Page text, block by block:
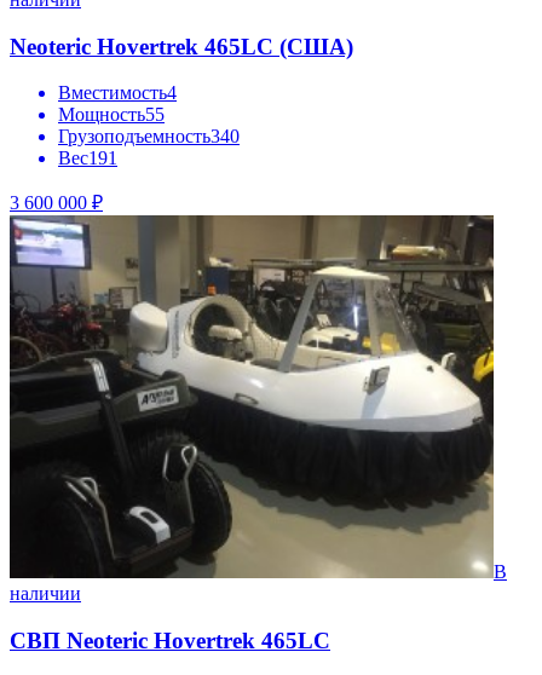
Neoteric Hovertrek 465LC (США)
Вместимость4
Мощность55
Грузоподъемность340
Вес191
3 600 000 ₽
В
наличии
СВП Neoteric Hovertrek 465LC